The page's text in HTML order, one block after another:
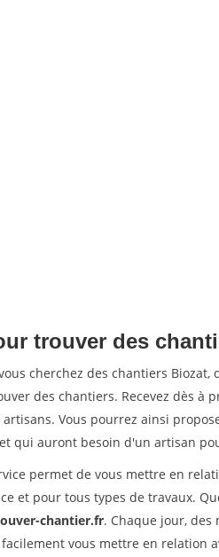
trouver des
cherchez des chantiers
des chantiers. Recevez dès à
Vous pourrez ainsi
qui auront besoin d'un artisan
permet de vous mettre en
et pour tous types de travaux.
chantier.fr. Chaque jour,
vous mettre en relation